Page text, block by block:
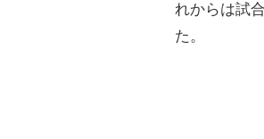
れからは試
た。